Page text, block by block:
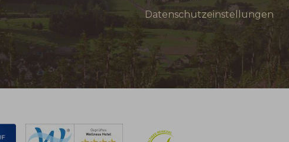
Datenschutzeinstellungen